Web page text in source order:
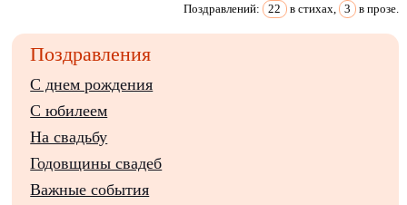
Поздравлений: 22 в стихах, 3 в прозе.
Поздравления
С днем рождения
С юбилеем
На свадьбу
Годовщины свадеб
Важные события